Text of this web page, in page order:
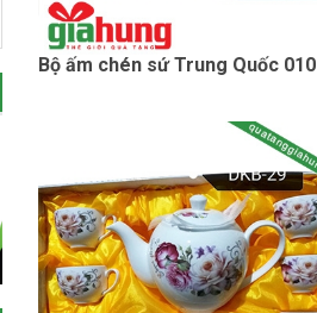
Bộ ấm chén sứ Trung Quốc 010